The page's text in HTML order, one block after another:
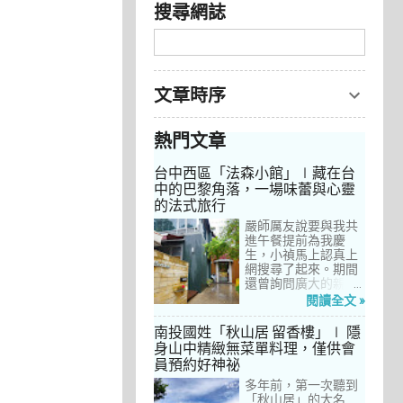
搜尋網誌
文章時序
熱門文章
台中西區「法森小館」∣藏在台
中的巴黎角落，一場味蕾與心靈
的法式旅行
嚴師厲友說要與我共
進午餐提前為我慶
生，小禎馬上認真上
網搜尋了起來。期間
還曾詢問廣大的親友
們有沒有推薦的餐
阿姨及桄甄老師誠懇
給我建議，其他都是
一堆來亂的！哈～ 從
宮」到台中的
「澀」，再比較了幾
閱讀全文 »
南投國姓「秋山居 留香樓」∣ 隱
身山中精緻無菜單料理，僅供會
員預約好神祕
多年前，第一次聽到
「秋山居」的大名